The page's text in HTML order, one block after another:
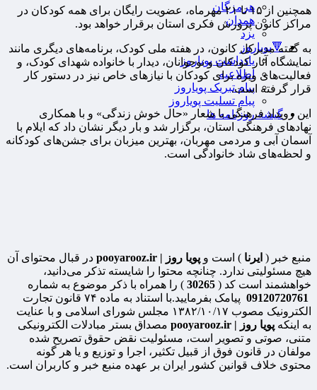
هرمزگان
همدان
یزد
🔻پویاروز
یادداشت پویاروز
اطلاعیه
پیام تبریک پویاروز
پیام تسلیت پویاروز
گیشه روزنامه ها
همچنین از ۱۵ تا ۲۱ مهرماه، عضویت رایگان برای همه کودکان در
مراکز کانون پرورش فکری استان برقرار خواهد بود.
به گفته مدیرکل کانون، در هفته ملی کودک، برنامه‌های دیگری مانند
نمایشگاه آثار کودکان و نوجوانان، دیدار با خانواده شهدای کودک، و
فعالیت‌های ویژه برای کودکان با نیازهای خاص نیز در دستور کار
قرار گرفته است.
این رویداد فرهنگی با شعار «حال خوش زندگی» و با همکاری
نهادهای فرهنگی استان، برگزار شد و بار دیگر نشان داد که ایلام با
آسمان آبی و مردمی مهربان، بهترین میزبان برای جشن‌های کودکانه
و لحظه‌های شاد خانوادگی است.
منبع خبر ( ایرنا ) است و پویا روز | pooyarooz.ir
در قبال محتوای آن
هیچ مسئولیتی ندارد. چنانچه محتوا را شایسته تذکر می‌دانید،
خواهشمند است کد (
) را همراه با ذکر موضوع به شماره
پیامک بفرمایید.با استناد به ماده ۷۴ قانون تجارت
الکترونیک مصوب ۱۳۸۲/۱۰/۱۷ مجلس شورای اسلامی و با عنایت
به اینکه پویا روز | pooyarooz.ir
مصداق بستر مبادلات الکترونیکی
متنی، صوتی و تصویر است، مسئولیت نقض حقوق تصریح شده
مولفان در قانون فوق از قبیل تکثیر، اجرا و توزیع و یا هر گونه
محتوی خلاف قوانین کشور ایران بر عهده منبع خبر و کاربران است.